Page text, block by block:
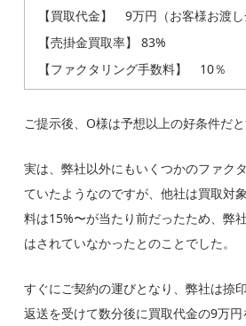
【買取代金】 9万円（お客様お渡し
【売掛金買取率】 83%
【ファクタリング手数料】 10％
ご提示後、O様は予想以上の好条件だ
実は、弊社以外にもいくつかのファク
ていたようなのですが、他社は買取対
料は15%〜が当たり前だったため、弊
はされていなかった とのことでした。
すぐにご契約の運びとなり、弊社は捺
返送を受けて数分後に買取代金の9万円